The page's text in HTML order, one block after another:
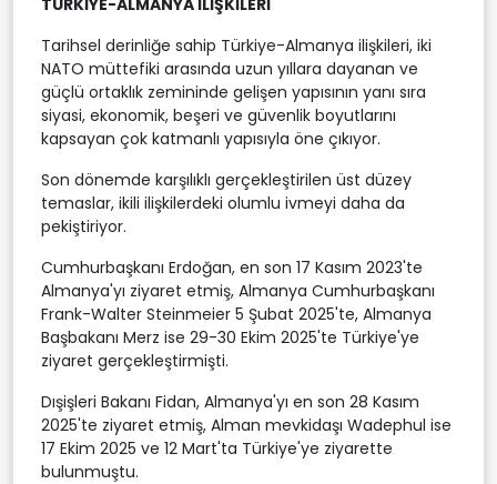
Tarihsel derinliğe sahip Türkiye-Almanya ilişkileri, iki
NATO müttefiki arasında uzun yıllara dayanan ve
güçlü ortaklık zemininde gelişen yapısının yanı sıra
siyasi, ekonomik, beşeri ve güvenlik boyutlarını
kapsayan çok katmanlı yapısıyla öne çıkıyor.
Son dönemde karşılıklı gerçekleştirilen üst düzey
temaslar, ikili ilişkilerdeki olumlu ivmeyi daha da
pekiştiriyor.
Cumhurbaşkanı Erdoğan, en son 17 Kasım 2023'te
Almanya'yı ziyaret etmiş, Almanya Cumhurbaşkanı
Frank-Walter Steinmeier 5 Şubat 2025'te, Almanya
Başbakanı Merz ise 29-30 Ekim 2025'te Türkiye'ye
ziyaret gerçekleştirmişti.
Dışişleri Bakanı Fidan, Almanya'yı en son 28 Kasım
2025'te ziyaret etmiş, Alman mevkidaşı Wadephul ise
17 Ekim 2025 ve 12 Mart'ta Türkiye'ye ziyarette
bulunmuştu.